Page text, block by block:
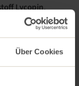
Über Cookies
Lycopin.
das